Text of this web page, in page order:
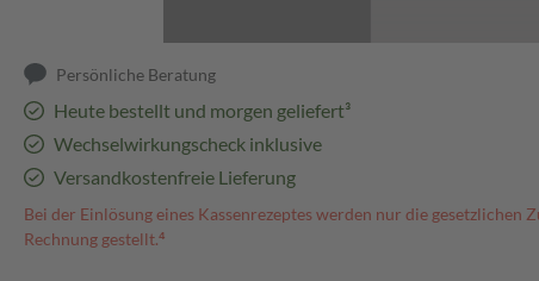
Persönliche Beratung
Heute bestellt und morgen geliefert³
Wechselwirkungscheck inklusive
Versandkostenfreie Lieferung
Bei der Einlösung eines Kassenrezeptes werden nur die gesetzlichen
Rechnung gestellt.⁴